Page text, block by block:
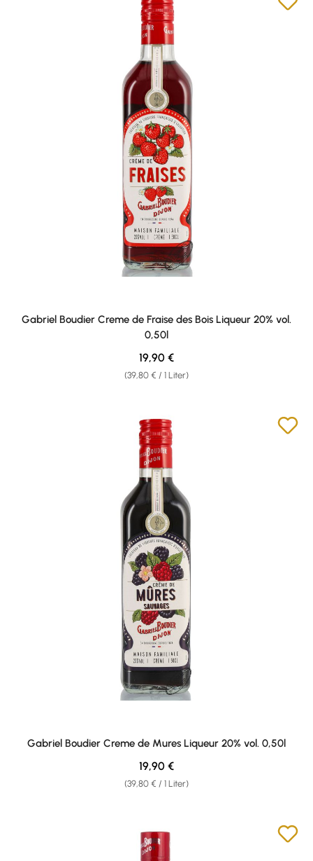
Gabriel Boudier Creme de Fraise des Bois Liqueur 20% vol.
0,50l
(39,80 € / 1 Liter)
Regulärer Preis:
19,90 €
Gabriel Boudier Creme de Mures Liqueur 20% vol. 0,50l
(39,80 € / 1 Liter)
Regulärer Preis:
19,90 €